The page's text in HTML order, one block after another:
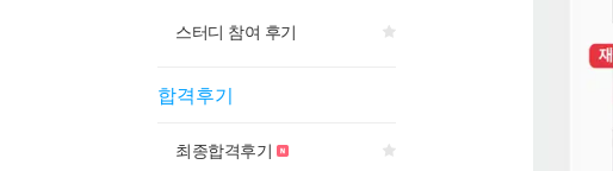
스터디 참여 후기
합격후기
최종합격후기